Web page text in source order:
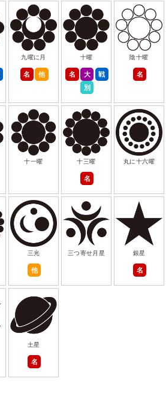
九曜に月
名 他
十曜
名 大
戦
別
陰十曜
名
十一曜 十三曜
名
丸に十六曜
三光
他
三つ寄せ月星 銀星
名
土星
名